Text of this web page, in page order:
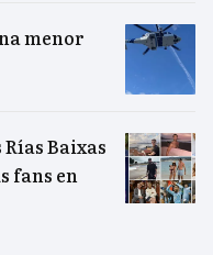
menor
Baixas
fans en